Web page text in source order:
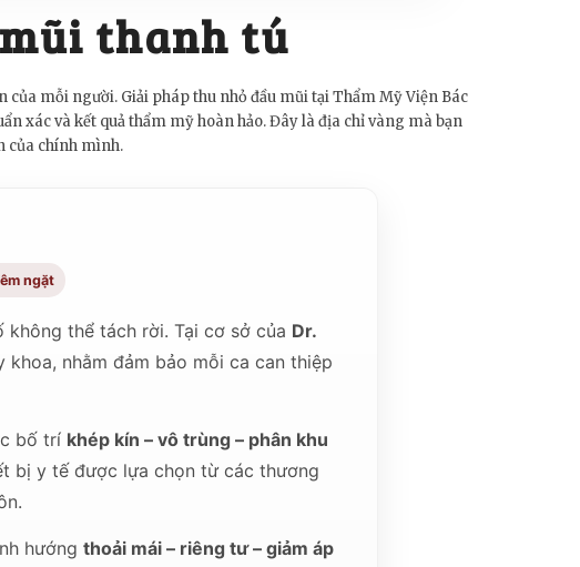
thanh tú
mỗi người. Giải pháp thu nhỏ đầu mũi tại Thẩm Mỹ Viện Bác
xác và kết quả thẩm mỹ hoàn hảo. Đây là địa chỉ vàng mà bạn
của chính mình.
ngặt
không thể tách rời. Tại cơ sở của Dr.
nhằm đảm bảo mỗi ca can thiệp
bố trí khép kín – vô trùng – phân khu
bị y tế được lựa chọn từ các thương
hướng thoải mái – riêng tư – giảm áp